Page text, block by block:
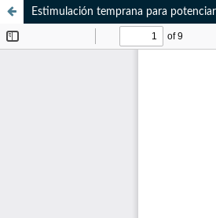
Estimulación temprana para